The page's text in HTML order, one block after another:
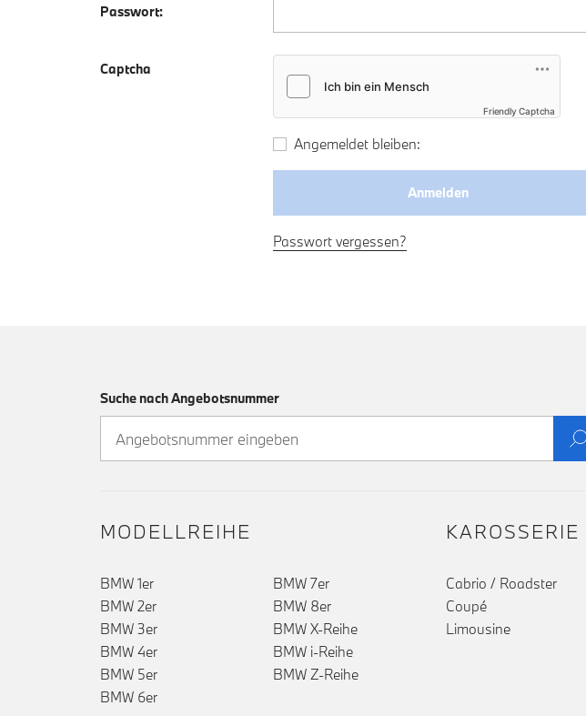
Passwort:
Captcha
Friendly Captcha
Angemeldet bleiben:
Passwort vergessen?
Suche nach Angebotsnummer
MODELLREIHE
BMW 1er
BMW 2er
BMW 3er
BMW 4er
BMW 5er
BMW 6er
BMW 7er
BMW 8er
BMW X-Reihe
BMW i-Reihe
BMW Z-Reihe
KAROSSERIE
Cabrio / Roadster
Coupé
Limousine